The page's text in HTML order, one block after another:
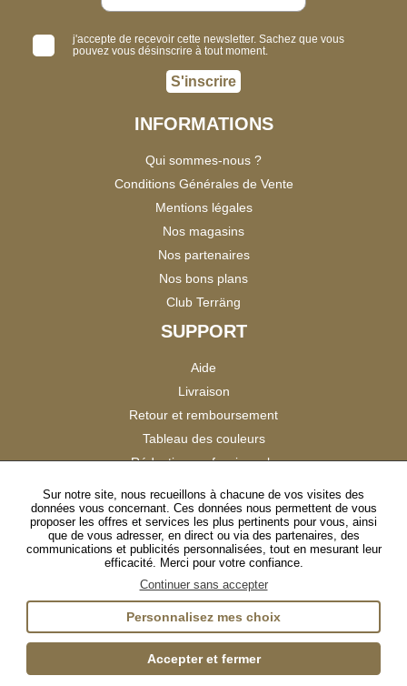
j'accepte de recevoir cette newsletter. Sachez que vous
pouvez vous désinscrire à tout moment.
S'inscrire
INFORMATIONS
Qui sommes-nous ?
Conditions Générales de Vente
Mentions légales
Nos magasins
Nos partenaires
Nos bons plans
Club Terräng
SUPPORT
Aide
Livraison
Retour et remboursement
Tableau des couleurs
Réduction professionnels
Satisfaction Clients
SUIVEZ-NOUS
InstagramTikTokFacebookYouTubeLinkedIn
Sur notre site, nous recueillons à chacune de vos visites des
données vous concernant. Ces données nous permettent de vous
proposer les offres et services les plus pertinents pour vous, ainsi
que de vous adresser, en direct ou via des partenaires, des
communications et publicités personnalisées, tout en mesurant leur
efficacité. Merci pour votre confiance.
Continuer sans accepter
Personnalisez mes choix
Accepter et fermer